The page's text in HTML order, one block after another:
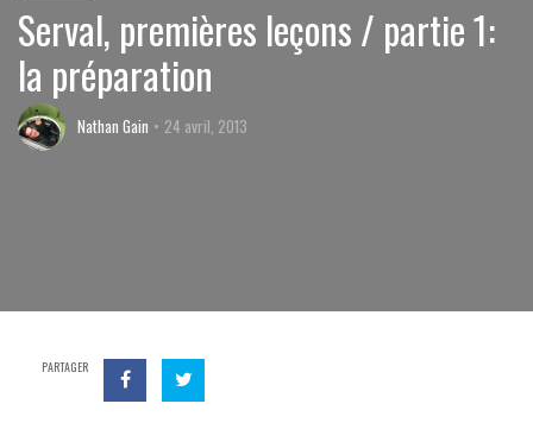
Serval, premières leçons / partie 1:
la préparation
Nathan Gain 24 avril, 2013
PARTAGER